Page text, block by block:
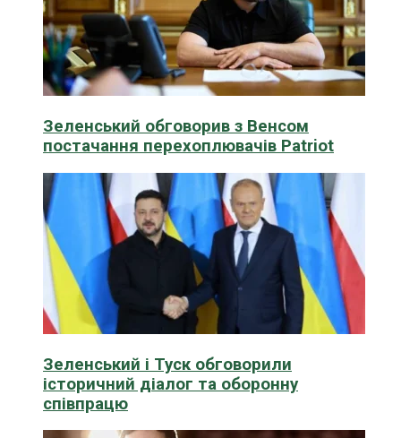
Зеленський обговорив з Венсом
постачання перехоплювачів Patriot
Зеленський і Туск обговорили
історичний діалог та оборонну
співпрацю